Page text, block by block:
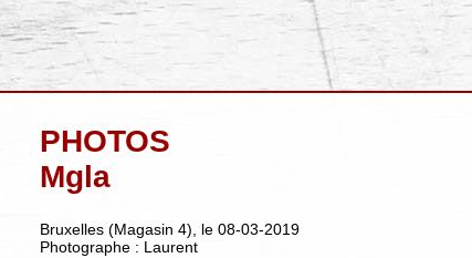
PHOTOS
Mgla
Bruxelles (Magasin 4), le 08-03-2019
Photographe : Laurent